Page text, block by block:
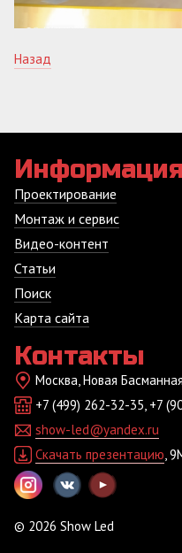
Назад
Информация
Проектирование
Монтаж и сервис
Видео-контент
Статьи
Поиск
Карта сайта
Контакты
Москва, Новая
+7 (499) 262-32-35, +7
show-led@yandex.ru
Скачать презентацию ,
© 2026 Show Led